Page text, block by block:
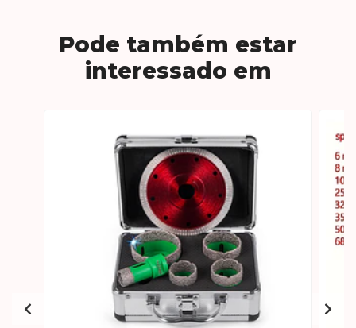
Pode também estar
interessado em